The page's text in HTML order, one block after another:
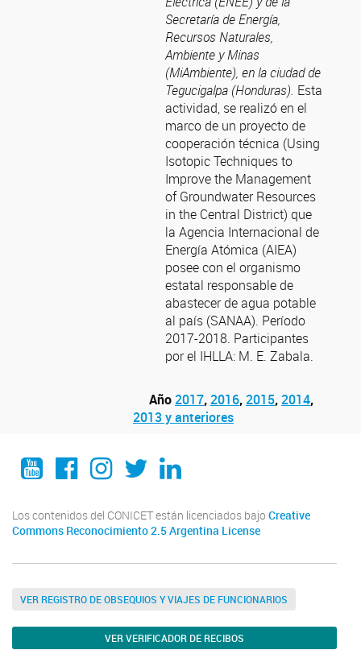
Secretaría de Energía,
Recursos Naturales,
Ambiente y Minas
(MiAmbiente), en la ciudad de
Tegucigalpa (Honduras). Esta
actividad, se realizó en el
marco de un proyecto de
cooperación técnica (Using
Isotopic Techniques to
Improve the Management
of Groundwater Resources
in the Central District) que
la Agencia Internacional de
Energía Atómica (AIEA)
posee con el organismo
estatal responsable de
abastecer de agua potable
al país (SANAA). Período
2017-2018. Participantes
por el IHLLA: M. E. Zabala.
Año2017,2016,2015,2014,
2013 y anteriores
YouTube
Facebook
Instagram
TwitterLinkedIn
Los contenidos del CONICET están licenciados bajo Creative
Commons Reconocimiento 2.5 Argentina License
VER REGISTRO DE OBSEQUIOS Y VIAJES DE FUNCIONARIOS
VER VERIFICADOR DE RECIBOS